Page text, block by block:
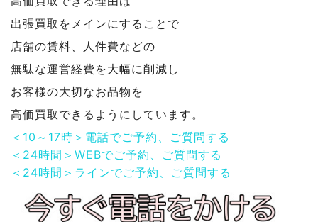
出張買取をメインにすることで
店舗の賃料、人件費などの
無駄な運営経費を大幅に削減し
お客様の大切なお品物を
高価買取できるようにしています。
＜10～17時＞電話でご予約、ご質問する
＜24時間＞WEBでご予約、ご質問する
＜24時間＞ラインでご予約、ご質問する